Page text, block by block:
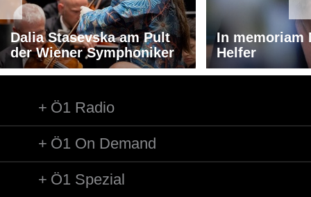
Dalia Stasevska am Pult
der Wiener Symphoniker
In memoriam
Helfer
Ö1 Radio
Ö1 On Demand
Ö1 Spezial